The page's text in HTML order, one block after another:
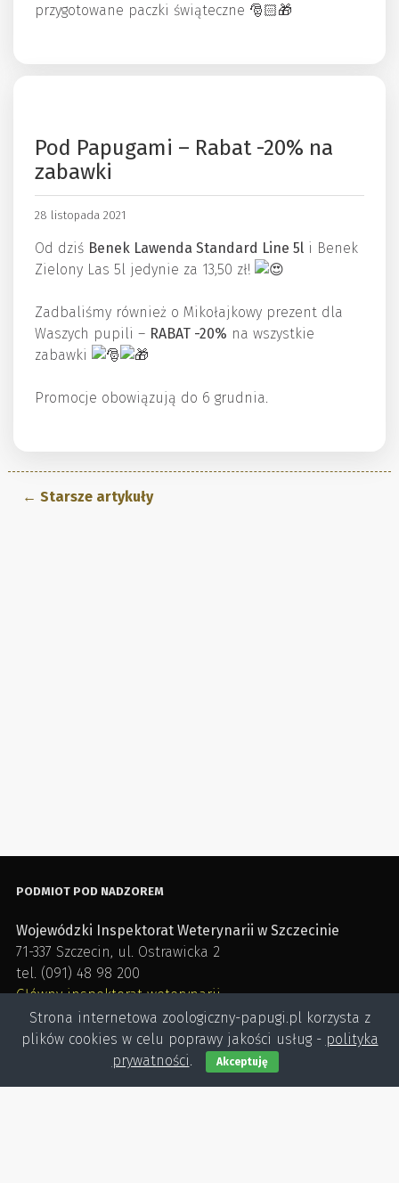
przygotowane paczki świąteczne 🎅🏻🎁
Pod Papugami – Rabat -20% na
zabawki
28 listopada 2021
Od dziś Benek Lawenda Standard Line 5l i Benek
Zielony Las 5l jedynie za 13,50 zł!
Zadbaliśmy również o Mikołajkowy prezent dla
Waszych pupili – RABAT -20% na wszystkie
zabawki
Promocje obowiązują do 6 grudnia.
← Starsze artykuły
PODMIOT POD NADZOREM
Wojewódzki Inspektorat Weterynarii w Szczecinie
71-337 Szczecin, ul. Ostrawicka 2
tel. (091) 48 98 200
Główny inspektorat weterynarii
Obrót detaliczny produktami otc na odległość
Strona internetowa zoologiczny-papugi.pl korzysta z
plików cookies w celu poprawy jakości usług - polityka
prywatności. Akceptuję